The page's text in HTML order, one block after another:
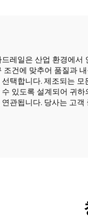
레일은 산업 환경에서
조건에 맞추어 품질과
택합니다. 제조되는
있도록 설계되어 귀
관됩니다. 당사는 고